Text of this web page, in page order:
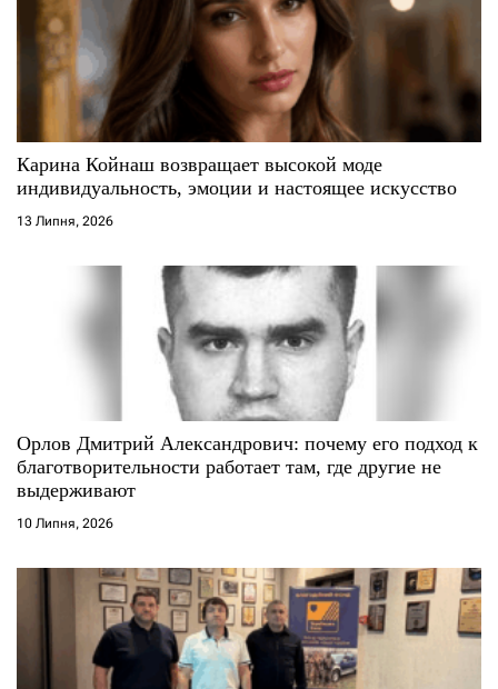
с
і
Карина Койнаш возвращает высокой моде
индивидуальность, эмоции и настоящее искусство
13 Липня, 2026
Орлов Дмитрий Александрович: почему его подход к
благотворительности работает там, где другие не
выдерживают
10 Липня, 2026